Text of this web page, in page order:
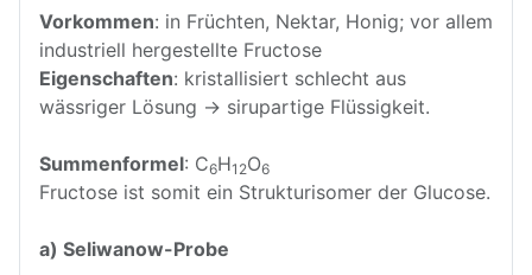
Vorkommen: in Früchten, Nektar, Honig; vor allem
industriell hergestellte Fructose
Eigenschaften: kristallisiert schlecht aus
wässriger Lösung → sirupartige Flüssigkeit.
Summenformel: C6H12O6
Fructose ist somit ein Strukturisomer der Glucose.
a) Seliwanow-Probe